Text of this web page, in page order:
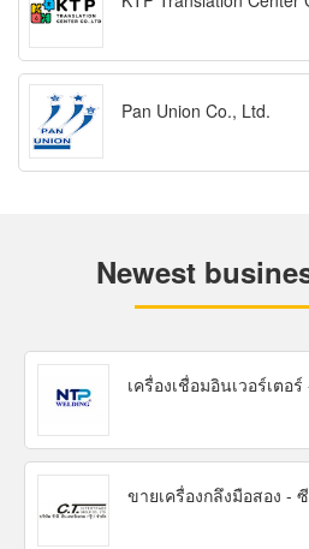
Pan Union Co., Ltd.
Newest
เครื่องเชื่อมอินเวอร์เตอ
ขายเครื่องกลึงมือสอง -